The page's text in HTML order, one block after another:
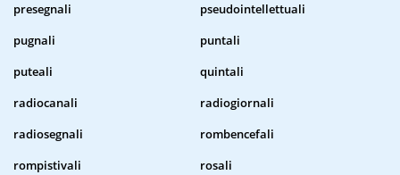
presegnali
pseudointellettuali
pugnali
puntali
puteali
quintali
radiocanali
radiogiornali
radiosegnali
rombencefali
rompistivali
rosali